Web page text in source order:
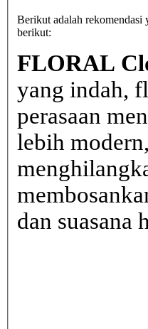
Berikut adalah
berikut:
FLORAL
yang indah,
perasaan
lebih
dan suasana